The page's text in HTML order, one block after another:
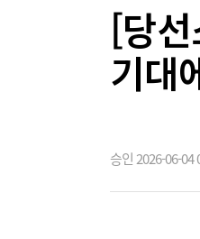
[당
기대
승인 2026-06-04